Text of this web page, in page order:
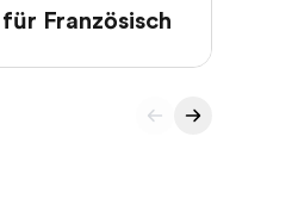
Französisch